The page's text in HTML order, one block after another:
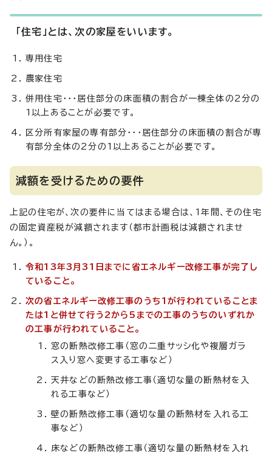
「住宅」とは、次の家屋をいいます。
専用住宅
農家住宅
併用住宅・・・居住部分の床面積の割合が一棟全体の2分の
1以上あることが必要です。
区分所有家屋の専有部分・・・居住部分の床面積の割合が専
有部分全体の2分の1以上あることが必要です。
減額を受けるための要件
上記の住宅が、次の要件に当てはまる場合は、1年間、その住宅
の固定資産税が減額されます（都市計画税は減額されませ
ん。）。
令和13年3月31日までに省エネルギー改修工事が完了し
ていること。
次の省エネルギー改修工事のうち1が行われていることま
たは1と併せて行う2から5までの工事のうちのいずれか
の工事が行われていること。
窓の断熱改修工事（窓の二重サッシ化や複層ガラ
ス入り窓へ変更する工事など）
天井などの断熱改修工事（適切な量の断熱材を入
れる工事など）
壁の断熱改修工事（適切な量の断熱材を入れる工
事など）
床などの断熱改修工事（適切な量の断熱材を入れ